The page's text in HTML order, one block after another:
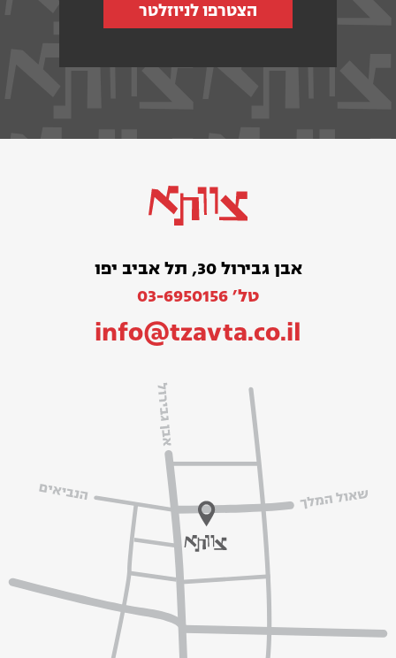
הצטרפו לניוזלטר
אבן גבירול 30, תל אביב יפו
טל׳ 03-6950156
info@tzavta.co.il